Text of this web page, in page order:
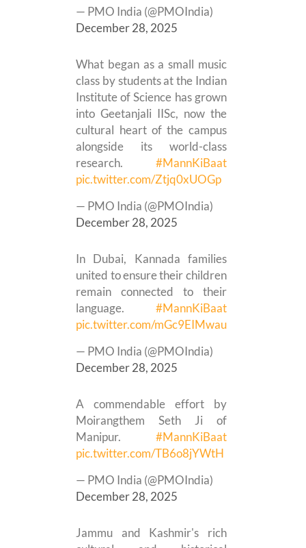
— PMO India (@PMOIndia)
December 28, 2025
What began as a small music
class by students at the Indian
Institute of Science has grown
into Geetanjali IISc, now the
cultural heart of the campus
alongside its world-class
research. #MannKiBaat
pic.twitter.com/Ztjq0xUOGp
— PMO India (@PMOIndia)
December 28, 2025
In Dubai, Kannada families
united to ensure their children
remain connected to their
language. #MannKiBaat
pic.twitter.com/mGc9EIMwau
— PMO India (@PMOIndia)
December 28, 2025
A commendable effort by
Moirangthem Seth Ji of
Manipur. #MannKiBaat
pic.twitter.com/TB6o8jYWtH
— PMO India (@PMOIndia)
December 28, 2025
Jammu and Kashmir's rich